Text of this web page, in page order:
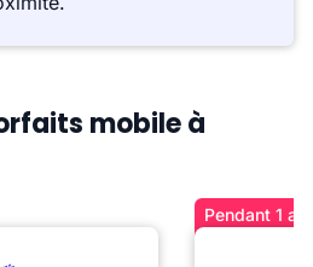
mobile à
Pendant 1